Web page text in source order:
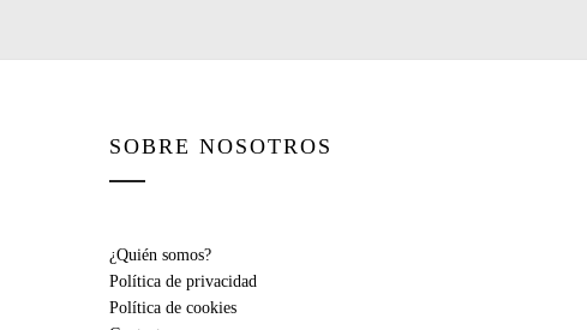
SOBRE NOSOTROS
¿Quién somos?
Política de privacidad
Política de cookies